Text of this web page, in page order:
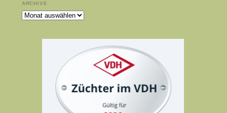
ARCHIVE
Archive